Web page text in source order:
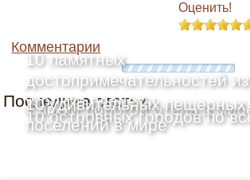
Оценить!
Комментарии
Последние статьи
10 памятных
достопримечательностей
уголков планеты
Самый дорогой отель в
10 островных городов по
10 удивительных пещерных
поселений в мире